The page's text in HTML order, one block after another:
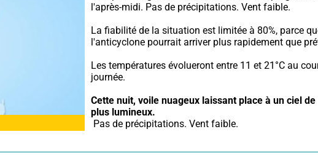
l'après-midi. Pas de précipitations. Vent faible.
La fiabilité de la situation est limitée à 80%, parce
l'anticyclone pourrait arriver plus rapidement que
Les températures évolueront entre 11 et 21°C au
journée.
Cette nuit, voile nuageux laissant place à un ciel de
plus lumineux.
Pas de précipitations. Vent faible.